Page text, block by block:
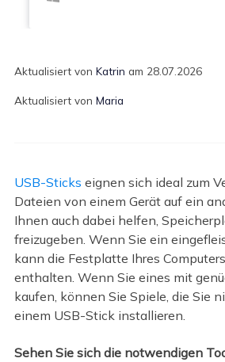
Aktualisiert von Katrin am 28.07.2026
Aktualisiert von Maria
USB-Sticks eignen sich ideal zum
Dateien von einem Gerät auf ein
Ihnen auch dabei helfen,
freizugeben. Wenn Sie ein
kann die Festplatte Ihres
enthalten. Wenn Sie eines mit
kaufen, können Sie Spiele, die Sie
einem USB-Stick installieren.
Sehen Sie sich die notwendigen